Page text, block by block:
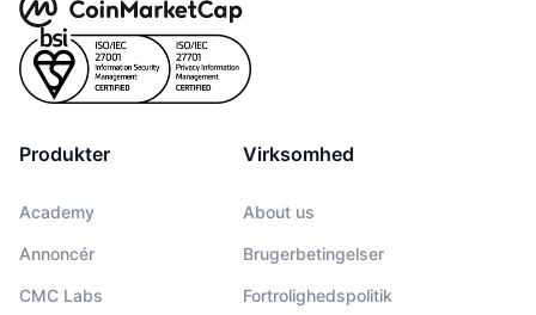
Produkter
Academy
Annoncér
CMC Labs
Virksomhed
About us
Brugerbetingelser
Fortrolighedspolitik